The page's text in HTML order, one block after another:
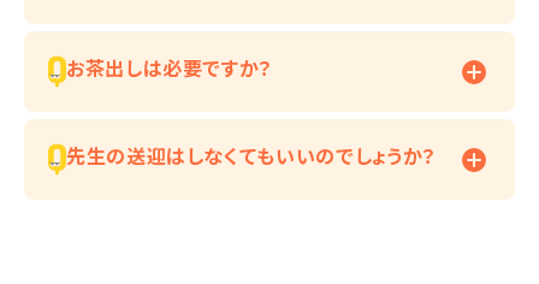
お茶出しは必要ですか？
先生の送迎はしなくてもいいのでしょうか？